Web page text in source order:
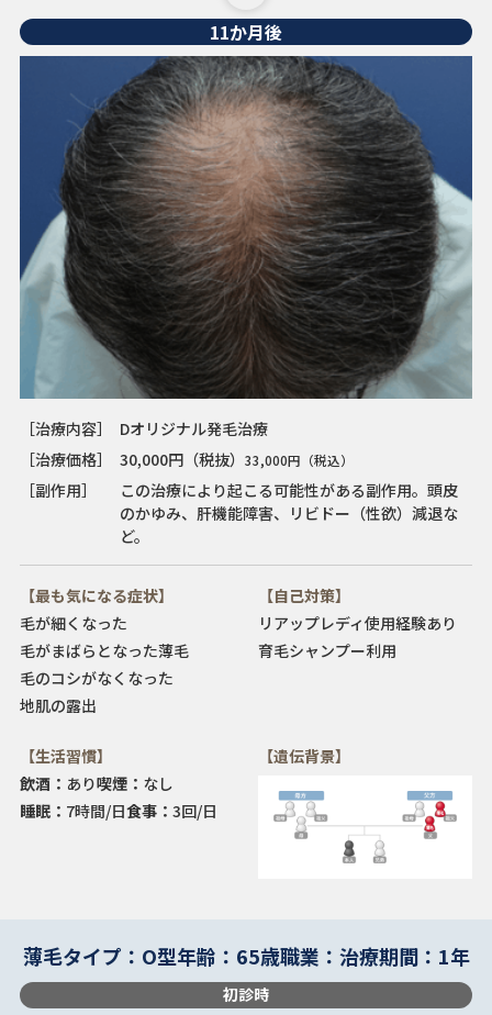
11か月後
［治療内容］
Dオリジナル発毛治療
［治療価格］
30,000円（税抜） 33,000円（税込）
［副作用］
この治療により起こる可能性がある副作用。頭皮
のかゆみ、肝機能障害、リビドー（性欲）減退な
ど。
【最も気になる症状】
毛が細くなった
毛がまばらとなった薄毛
毛のコシがなくなった
地肌の露出
【自己対策】
リアップレディ使用経験あり
育毛シャンプー利用
【生活習慣】
飲酒： あり喫煙： なし
睡眠： 7時間/日食事： 3回/日
【遺伝背景】
薄毛タイプ：O型年齢：65歳職業： 治療期間：1年
初診時